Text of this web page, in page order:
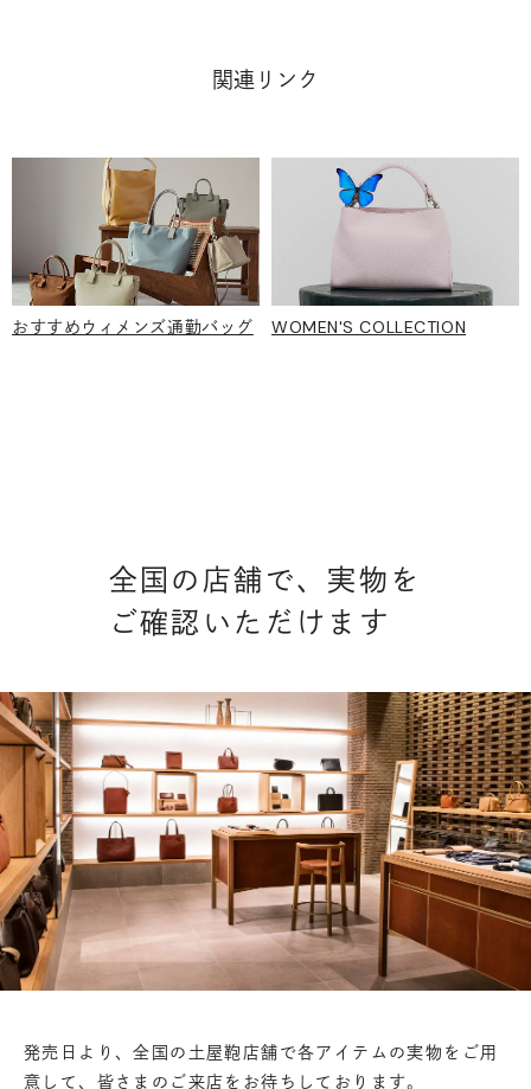
関連リンク
おすすめウィメンズ通勤バッグ WOMEN'S COLLECTION
全国の店舗で、実物を
ご確認いただけます
発売日より、全国の土屋鞄店舗で各アイテムの実物をご用
意して、皆さまのご来店をお待ちしております。